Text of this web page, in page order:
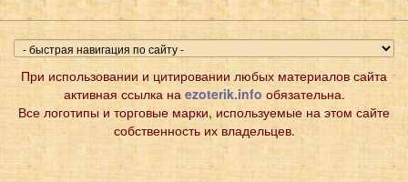
При использовании и цитировании любых материалов сайта
активная ссылка на ezoterik.info обязательна.
Все логотипы и торговые марки, используемые на этом сайте
собственность их владельцев.